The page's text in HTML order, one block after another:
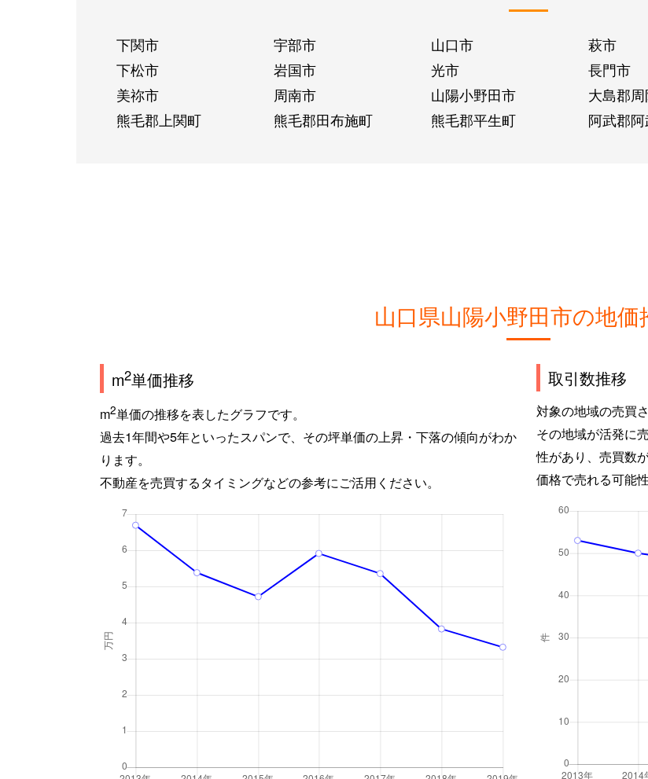
下関市 宇部市 山口市 萩市
下松市
岩国市 光市 長門市
美祢市
周南市 山陽小野田市 大島郡
熊毛郡上関町
熊毛郡田布施町 熊毛郡平生町 阿武郡
山口県山陽小野田市の地価
m2単価推移
m2単価の推移を表したグラフです。
過去1年間や5年といったスパンで、その坪単価の上昇・下落の傾向がわか
ります。
不動産を売買するタイミングなどの参考にご活用ください。
取引数推移
対象の地域の売買
その地域が活発に
性があり、売買数
価格で売れる可能